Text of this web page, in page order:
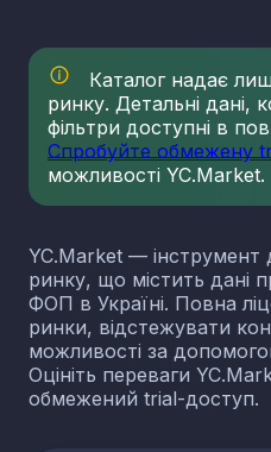
Каталог надає
ринку. Детальні дані,
фільтри доступні в
Спробуйте обмежену
можливості YC.Market.
YC.Market — інструмент
ринку, що містить дані
ФОП в Україні. Повна
ринки, відстежувати
можливості за
Оцініть переваги
обмежений trial-доступ.